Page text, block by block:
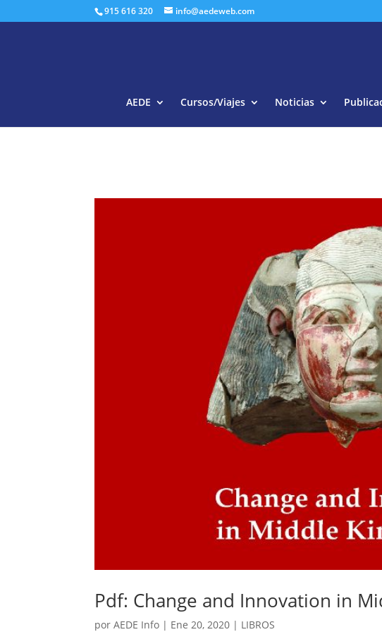
915 616 320 info@aedeweb.com
AEDE Cursos/Viajes Noticias
Pdf: Change and Innovation in
porAEDE Info | Ene 20, 2020 | LIBROS